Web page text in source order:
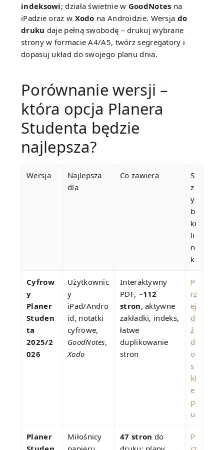
indeksowi; działa świetnie w GoodNotes na
iPadzie oraz w Xodo na Androidzie. Wersja do
druku daje pełną swobodę – drukuj wybrane
strony w formacie A4/A5, twórz segregatory i
dopasuj układ do swojego planu dnia.
Porównanie wersji –
która opcja Planera
Studenta będzie
najlepsza?
Wersja
Najlepsza
dla
Co zawiera
S
z
y
b
ki
li
n
k
Cyfrow
y
Planer
Studen
ta
2025/2
026
Użytkownic
y
iPad/Andro
id, notatki
cyfrowe,
GoodNotes,
Xodo
Interaktywny
PDF, ~112
stron, aktywne
zakładki, indeks,
łatwe
duplikowanie
stron
P
rz
ej
d
ź
d
o
s
kl
e
p
u
Planer
Miłośnicy
47 stron do
P